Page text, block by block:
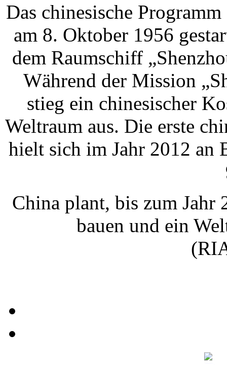
Das chinesische
am 8. Oktober 1956
dem Raumschiff
Während der Mission
stieg ein chinesischer
Weltraum aus. Die erste
hielt sich im Jahr 2012 an
China plant, bis zum Jahr
bauen und ein